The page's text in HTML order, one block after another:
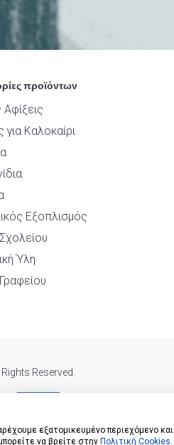
προϊόντων
για Καλοκαίρι
Εξοπλισμός
Ύλη
Reserved.
εξατομικευμένο περιεχόμενο και
να βρείτε στην Πολιτική Cookies.